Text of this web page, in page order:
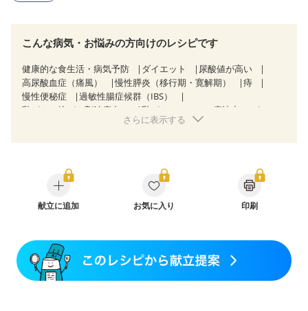
こんな病気・お悩みの方向けのレシピです
健康的な食生活・病気予防 ダイエット
尿酸値が高い
高尿酸血症（痛風）
慢性膵炎（移行期・寛解期）
痔
慢性便秘症
過敏性腸症候群（IBS）
乳がん（抗がん剤治療中）
乳がん（ホルモン療法中）
フレイル（年齢に合わせた体作り）
貧血対策
ニキビ・肌荒れ
更年期
さらに表示する
献立に追加 お気に入り 印刷